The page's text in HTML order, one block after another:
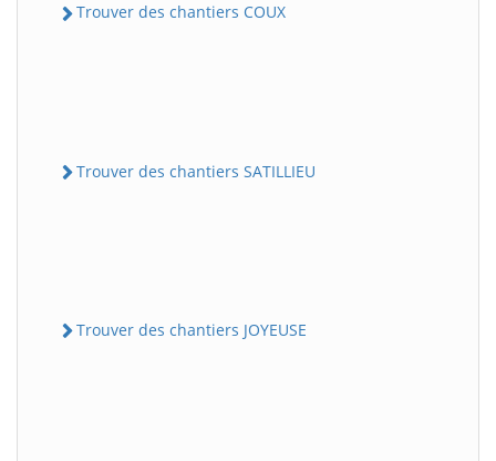
Trouver des chantiers COUX
Trouver des chantiers SATILLIEU
Trouver des chantiers JOYEUSE